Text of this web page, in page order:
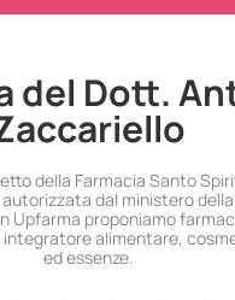
del Dott.
della Farmacia Santo
dal ministero
Upfarma proponiamo
alimentare,
ed essenze.